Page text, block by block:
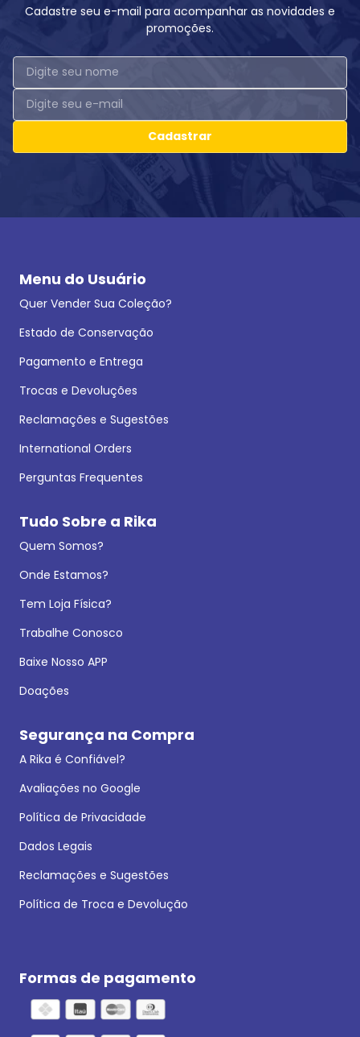
Cadastre seu e-mail para acompanhar as novidades e
promoções.
Cadastrar
Menu do Usuário
Quer Vender Sua Coleção?
Estado de Conservação
Pagamento e Entrega
Trocas e Devoluções
Reclamações e Sugestões
International Orders
Perguntas Frequentes
Tudo Sobre a Rika
Quem Somos?
Onde Estamos?
Tem Loja Física?
Trabalhe Conosco
Baixe Nosso APP
Doações
Segurança na Compra
A Rika é Confiável?
Avaliações no Google
Política de Privacidade
Dados Legais
Reclamações e Sugestões
Política de Troca e Devolução
Formas de pagamento